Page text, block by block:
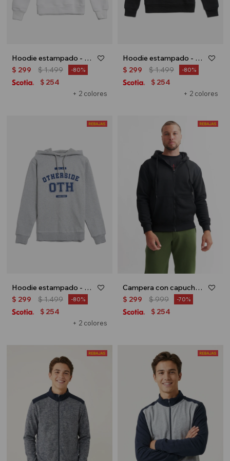
Hoodie estampado - UNISEX - Blanco
+ 2 colores
$ 299 $1.499 80
$ 254
Hoodie estampado - UNISEX - Negro
+ 2 colores
$ 299 $1.499 80
$ 254
Hoodie estampado - UNISEX - Gris melange
+ 2 colores
$ 299 $1.499 80
$ 254
Campera con capucha y bolsillo - Negro
$ 299 $999 70
$ 254